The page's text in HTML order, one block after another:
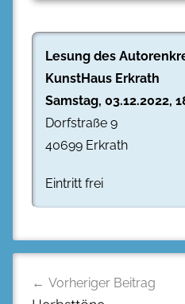
Lesung des
KunstHaus Erkrath
Samstag, 03.12.2022,
Dorfstraße 9
40699 Erkrath
Eintritt frei
Vorheriger Beitrag